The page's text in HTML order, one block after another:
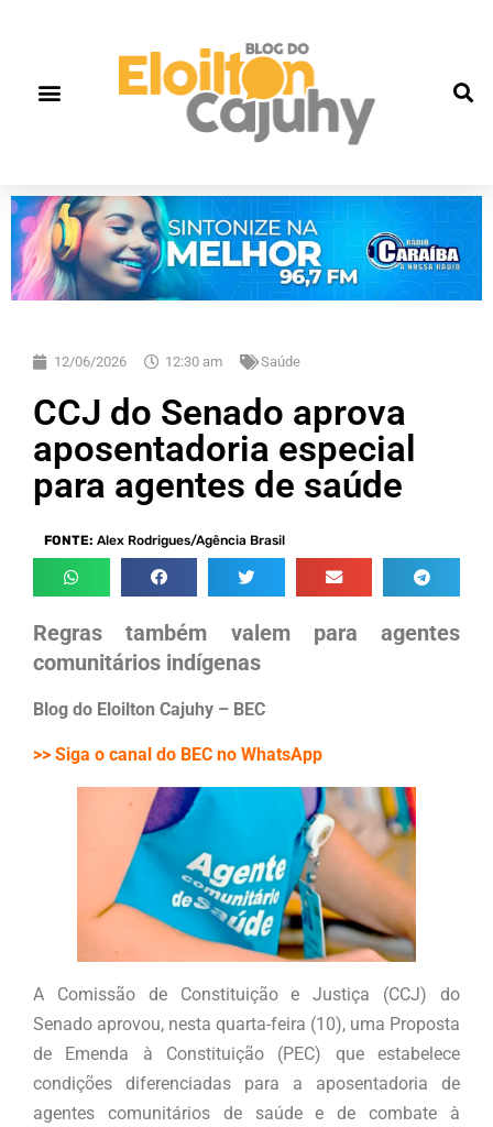
12/06/2026 12:30 am Saúde
CCJ do Senado aprova
aposentadoria especial
para agentes de saúde
FONTE: Alex Rodrigues/Agência Brasil
Regras também valem para agentes
comunitários indígenas
Blog do Eloilton Cajuhy – BEC
>> Siga o canal do BEC no WhatsApp
A Comissão de Constituição e Justiça (CCJ) do
Senado aprovou, nesta quarta-feira (10), uma Proposta
de Emenda à Constituição (PEC) que estabelece
condições diferenciadas para a aposentadoria de
agentes comunitários de saúde e de combate à